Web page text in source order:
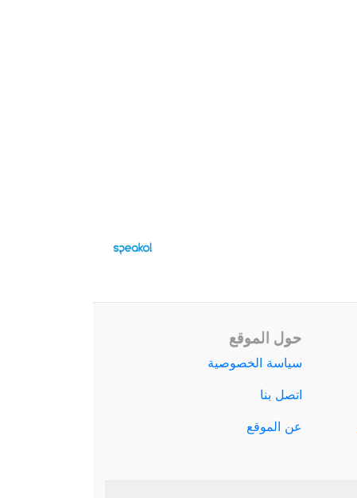
حول الموقع
سياسة الخصوصية
اتصل بنا
عن الموقع